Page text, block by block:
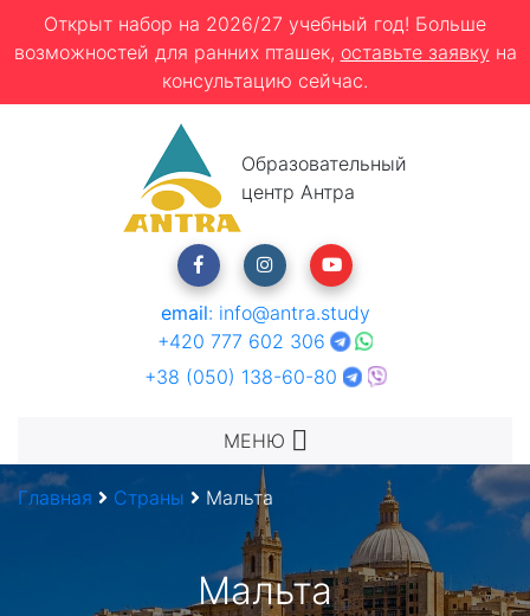
Открыт набор на 2026/27 учебный год! Больше
возможностей для ранних пташек, оставьте заявку на
консультацию сейчас.
Образовательный
центр Антра
email: info@antra.study
+420 777 602 306
+38 (050) 138-60-80
МЕНЮ
Главная Страны Мальта
Мальта